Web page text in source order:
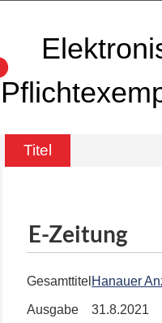
Titel
E-Zeitung
Gesamttitel Hanauer
Ausgabe
31.8.2021